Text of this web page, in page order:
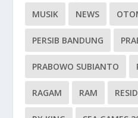
MUSIK NEWS
PERSIB BANDUNG
PRABOWO SUBIANTO
RAGAM RAM